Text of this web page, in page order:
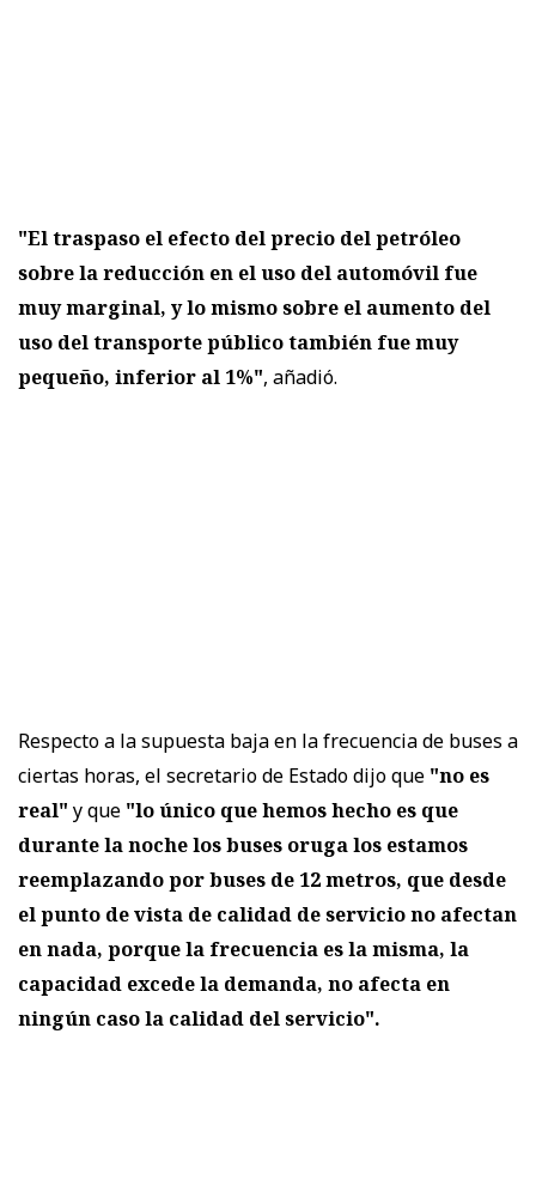
"El traspaso el efecto del precio del petróleo
sobre la reducción en el uso del automóvil fue
muy marginal, y lo mismo sobre el aumento del
uso del transporte público también fue muy
pequeño, inferior al 1%", añadió.
Respecto a la supuesta baja en la frecuencia de buses a
ciertas horas, el secretario de Estado dijo que "no es
real" y que "lo único que hemos hecho es que
durante la noche los buses oruga los estamos
reemplazando por buses de 12 metros, que desde
el punto de vista de calidad de servicio no afectan
en nada, porque la frecuencia es la misma, la
capacidad excede la demanda, no afecta en
ningún caso la calidad del servicio".